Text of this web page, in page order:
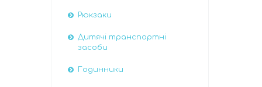
Рюкзаки
Дитячі транспортні
засоби
Годинники